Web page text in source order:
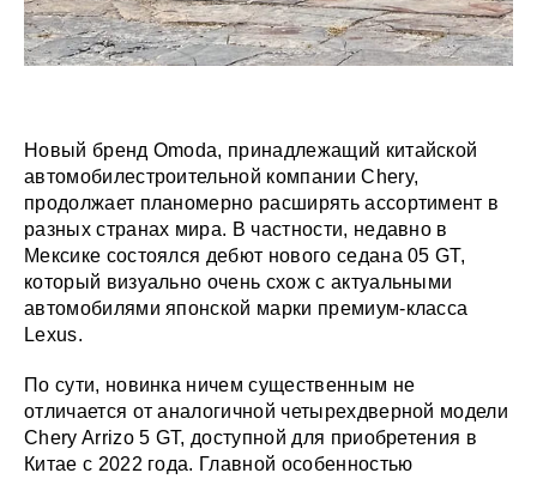
Новый бренд Omoda, принадлежащий китайской
автомобилестроительной компании Chery,
продолжает планомерно расширять ассортимент в
разных странах мира. В частности, недавно в
Мексике состоялся дебют нового седана 05 GT,
который визуально очень схож с актуальными
автомобилями японской марки премиум-класса
Lexus.
По сути, новинка ничем существенным не
отличается от аналогичной четырехдверной модели
Chery Arrizo 5 GT, доступной для приобретения в
Китае с 2022 года. Главной особенностью